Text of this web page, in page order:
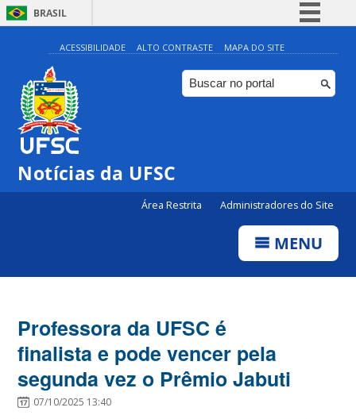
BRASIL
Simplifique!
Comunica BR
Participe
ACESSIBILIDADE ALTO CONTRASTE MAPA DO SITE
Notícias da UFSC
Área Restrita Administradores do Site
MENU
Professora da UFSC é
finalista e pode vencer pela
segunda vez o Prêmio Jabuti
07/10/2025 13:40